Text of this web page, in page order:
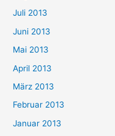
Juli 2013
Juni 2013
Mai 2013
April 2013
März 2013
Februar 2013
Januar 2013